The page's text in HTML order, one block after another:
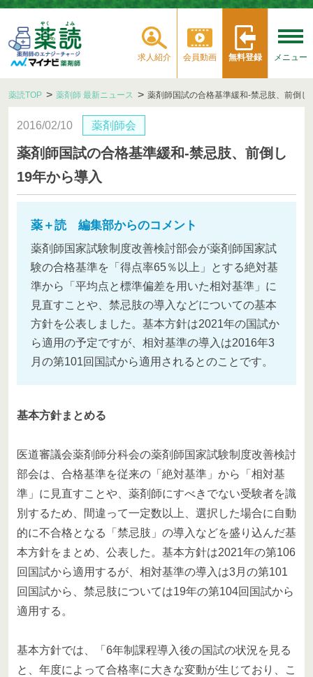
求人紹介 会員動画 無料登録 メニュー
薬読TOP 薬剤師 最新ニュース 薬剤師国試の合格基準緩和‐禁忌肢、前倒し
2016/02/10 薬剤師会
薬剤師国試の合格基準緩和‐禁忌肢、前倒し
19年から導入
薬＋読 編集部からのコメント
薬剤師国家試験制度改善検討部会が薬剤師国家試
験の合格基準を「得点率65％以上」とする絶対基
準から「平均点と標準偏差を用いた相対基準」に
見直すことや、禁忌肢の導入などについての基本
方針を公表しました。基本方針は2021年の国試か
ら適用の予定ですが、相対基準の導入は2016年3
月の第101回国試から適用されるとのことです。
基本方針まとめる
医道審議会薬剤師分科会の薬剤師国家試験制度改善検討
部会は、合格基準を従来の「絶対基準」から「相対基
準」に見直すことや、薬剤師にすべきでない受験者を識
別するため、間違って一定数以上、選択した場合に自動
的に不合格となる「禁忌肢」の導入などを盛り込んだ基
本方針をまとめ、公表した。基本方針は2021年の第106
回国試から適用するが、相対基準の導入は3月の第101
回国試から、禁忌肢については19年の第104回国試から
適用する。
基本方針では、「6年制課程導入後の国試の状況を見る
と、年度によって合格率に大きな変動が生じており、こ